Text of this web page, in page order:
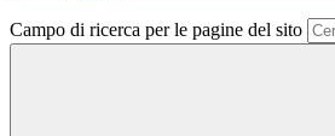
Campo di ricerca per le pagine del sito